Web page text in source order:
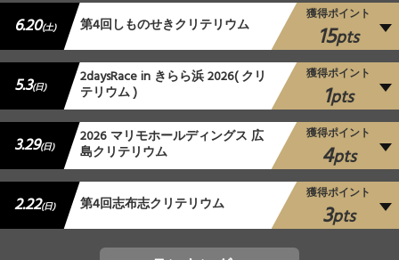
6.20(土) 第4回しものせきクリテリウム
獲得ポイント
15pts
5.3(日) 2daysRace in きらら浜 2026( クリ
テリウム )
獲得ポイント
1pts
3.29(日) 2026 マリモホールディングス 広
島クリテリウム
獲得ポイント
4pts
2.22(日) 第4回志布志クリテリウム
獲得ポイント
3pts